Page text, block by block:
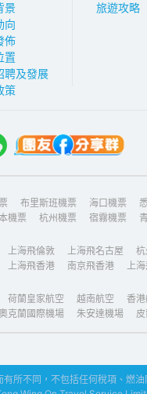
景
向
佈
置
聘及發展
策
旅遊攻略
布里斯班機票 海口機票
機票 杭州機票 宿霧機票
上海飛倫敦 上海飛名古屋
上海飛香港 南京飛香港 上
荷蘭皇家航空 越南航空 香
克蘭國際機場 朱安達機場
所不同，不包括任何稅項、燃